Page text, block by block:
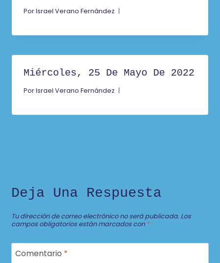
PorIsrael Verano Fernández
Miércoles, 25 De Mayo De 2022
PorIsrael Verano Fernández
Deja Una Respuesta
Tu dirección de correo electrónico no será publicada. Los
campos obligatorios están marcados con *
Comentario *